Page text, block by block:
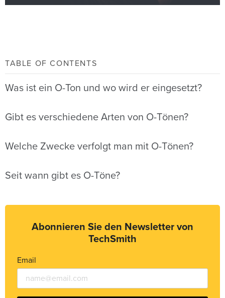
TABLE OF CONTENTS
Was ist ein O-Ton und wo wird er eingesetzt?
Gibt es verschiedene Arten von O-Tönen?
Welche Zwecke verfolgt man mit O-Tönen?
Seit wann gibt es O-Töne?
Abonnieren Sie den Newsletter von
TechSmith
Email